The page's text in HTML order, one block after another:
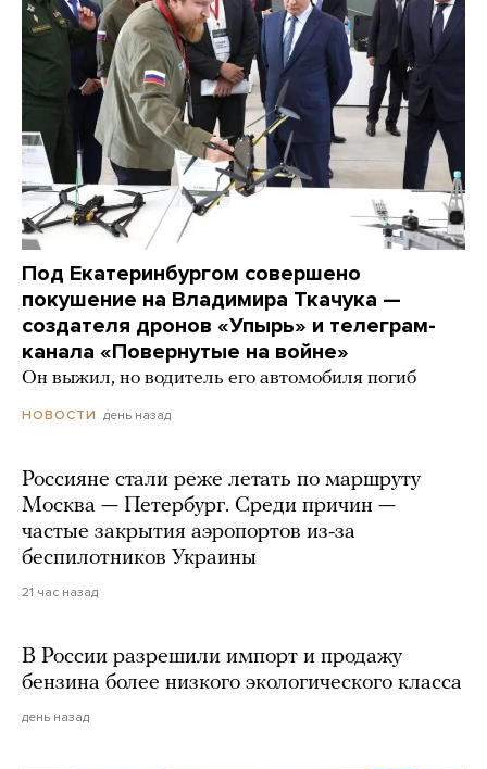
Под Екатеринбургом совершено
покушение на Владимира Ткачука —
создателя дронов «Упырь» и телеграм-
канала «Повернутые на войне»
Он выжил, но водитель его автомобиля погиб
НОВОСТИ день назад
Россияне стали реже летать по маршруту
Москва — Петербург. Среди причин —
частые закрытия аэропортов из-за
беспилотников Украины
21 час назад
В России разрешили импорт и продажу
бензина более низкого экологического класса
день назад